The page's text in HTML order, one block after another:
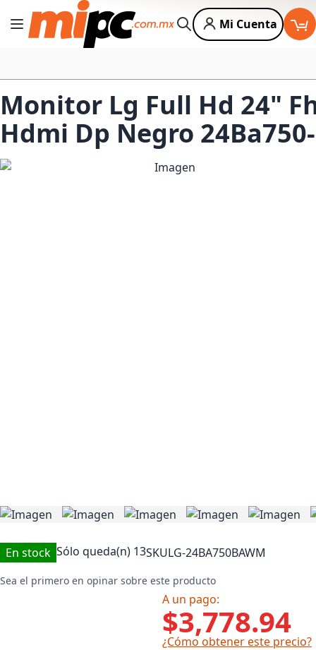
Cambiar Nav
Buscar
Mi Cuenta
Monitor Lg Full Hd 24"
Hdmi Dp Negro
En stock Sólo queda(n) 13SKULG-24BA750BAWM
Sea el primero en opinar sobre este producto
A un pago:
$3,778.94
¿Cómo obtener este precio?